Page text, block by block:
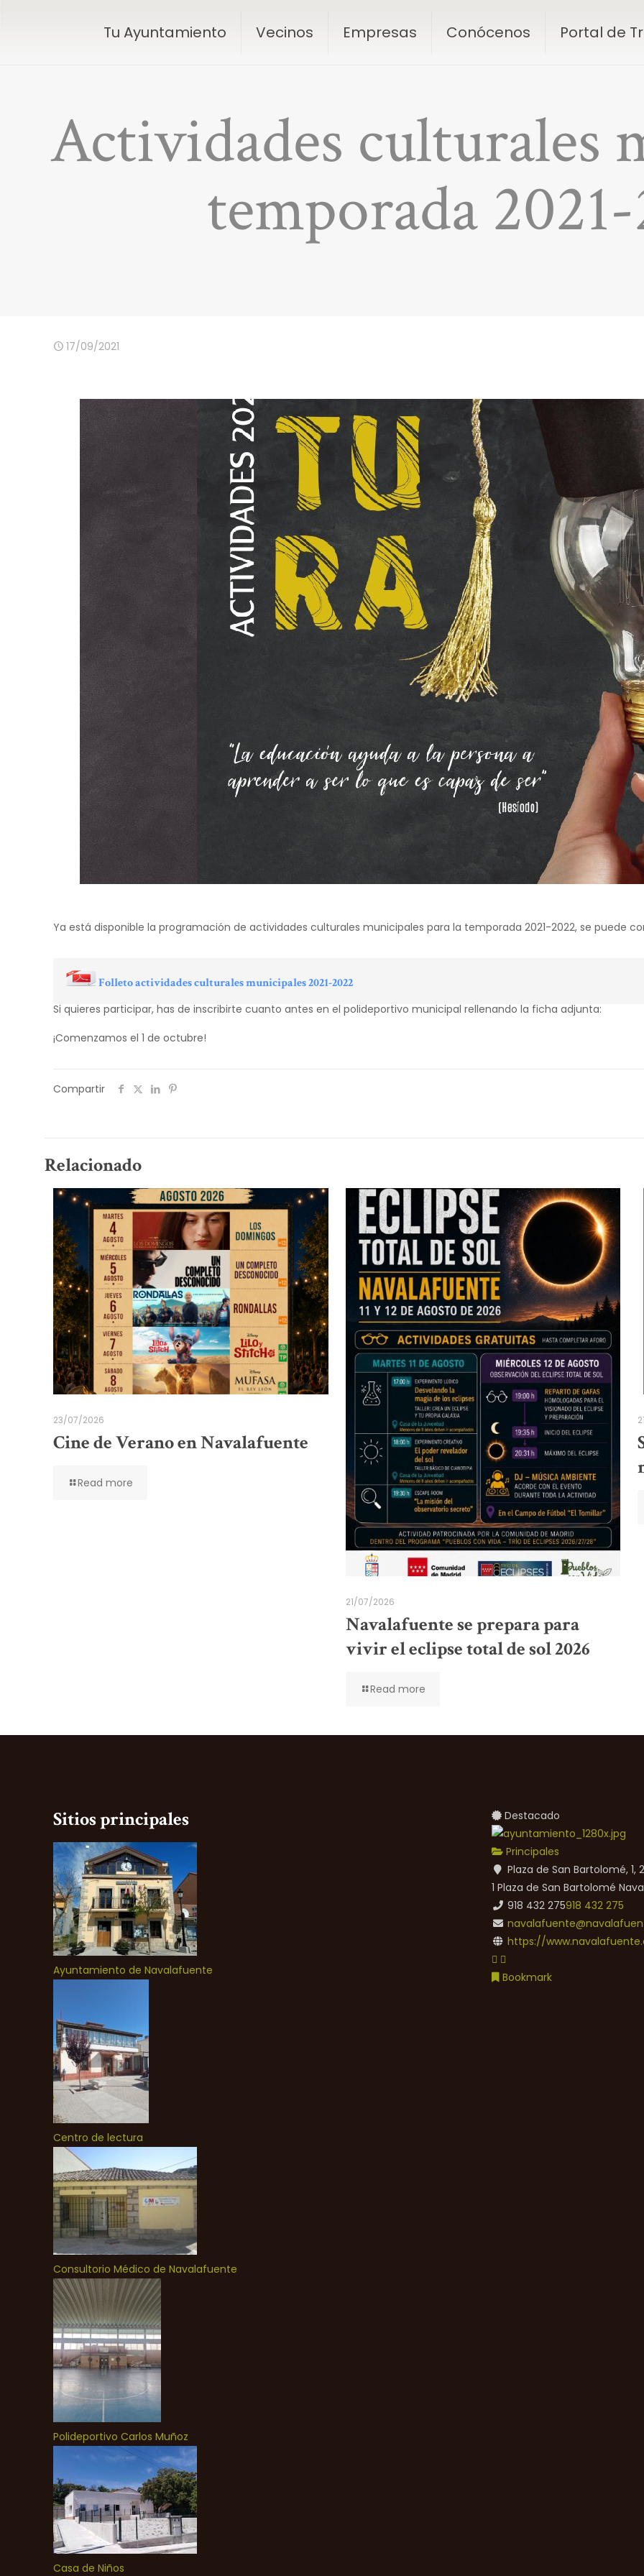
Tu Ayuntamiento Vecinos Empresas Conócenos Portal de
Actividades culturales
temporada
17/09/2021
Ya está disponible la programación de actividades culturales municipales para la temporada 2021-2022, se puede
Folleto actividades culturales municipales 2021-2022
Si quieres participar, has de inscribirte cuanto antes en el polideportivo municipal rellenando la ficha adjunta:
¡Comenzamos el 1 de octubre!
Compartir
Relacionado
23/07/2026
Cine de Verano en Navalafuente
Read more
21/07/2026
Navalafuente se prepara para
vivir el eclipse total de sol 2026
Read more
Sitios principales
Ayuntamiento de Navalafuente
Centro de lectura
Consultorio Médico de Navalafuente
Polideportivo Carlos Muñoz
Casa de Niños
Destacado
Principales
Plaza de San Bartolomé,
1 Plaza de San Bartolomé
918 432 275918 432 275
https://
Bookmark